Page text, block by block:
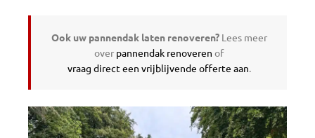
Ook uw pannendak laten renoveren?Lees meer
over pannendak renoveren of
vraag direct een vrijblijvende offerte aan.